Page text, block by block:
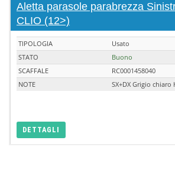
Aletta parasole parabrezza
CLIO (12>)
TIPOLOGIA
Usato
STATO
Buono
SCAFFALE
RC0001458040
NOTE
SX+DX Grigio chiaro
DETTAGLI